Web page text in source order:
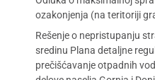
ozakonjenja (na teritoriji
Rešenje o nepristupanju
sredinu Plana detaljne
prečišćavanje otpadnih